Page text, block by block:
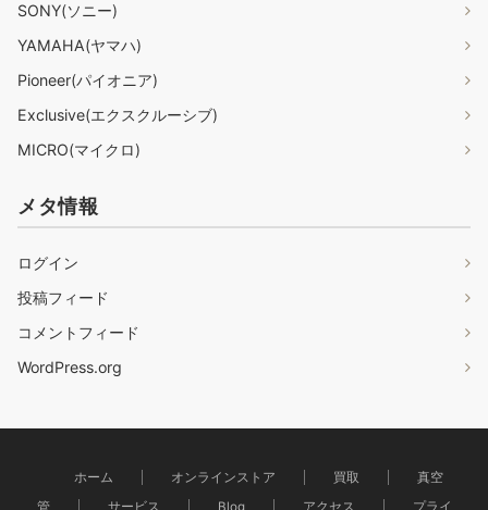
SONY(ソニー)
YAMAHA(ヤマハ)
Pioneer(パイオニア)
Exclusive(エクスクルーシブ)
MICRO(マイクロ)
メタ情報
ログイン
投稿フィード
コメントフィード
WordPress.org
ホーム オンラインストア 買取
真空